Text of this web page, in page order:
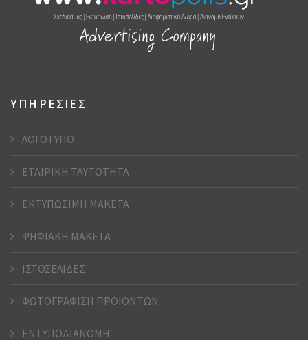
ΥΠΗΡΕΣΙΕΣ
ΛΟΓΟΤΥΠΟ
ΕΤΑΙΡΙΚΗ ΤΑΥΤΟΤΗΤΑ
ΕΚΤΥΠΩΣΙΜΗ ΜΑΚΕΤΑ
ΨΗΦΙΑΚΗ ΜΑΚΕΤΑ
ΙΣΤΟΣΕΛΙΔΕΣ
ΦΩΤΟΓΡΑΦΙΣΗ ΠΡΟΙΟΝΤΩΝ
ΕΝΤΥΠΟΔΙΑΝΟΜΗ